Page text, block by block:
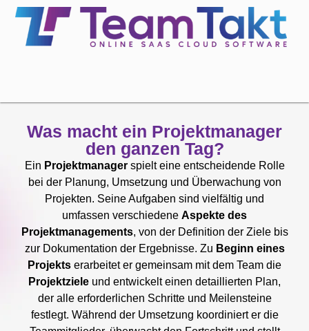
Was macht ein Projektmanager
den ganzen Tag?
Ein Projektmanagerspielt eine entscheidende Rolle
bei der Planung, Umsetzung und Überwachung von
Projekten. Seine Aufgaben sind vielfältig und
umfassen verschiedene Aspekte des
Projektmanagements, von der Definition der Ziele bis
zur Dokumentation der Ergebnisse. Zu Beginn eines
Projekts erarbeitet er gemeinsam mit dem Team die
Projektziele und entwickelt einen detaillierten Plan,
der alle erforderlichen Schritte und Meilensteine
festlegt. Während der Umsetzung koordiniert er die